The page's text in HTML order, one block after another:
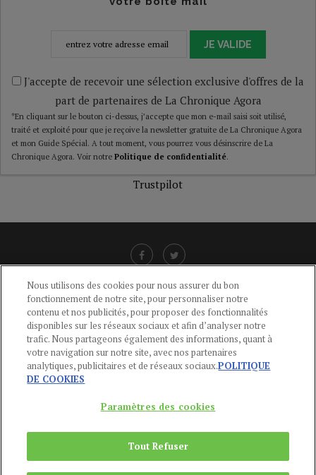
JE VALIDE
J'accepte de recevoir une sélection exclusive d'offres de la
part de partenaires de La Chronique Agora
*En cliquant sur le bouton ci-dessus, j’accepte que mon e-mail saisi soit utilisé,
traité et exploité pour que je reçoive la newsletter gratuite de La Chronique Agora
et mon Guide Spécial. A tout moment, vous pourrez vous désinscrire de La
Chronique Agora. Voir notre Politique de confidentialité.
Trustpilot
CGU-POLITIQUE DE CONFIDENTIALITÉ -POLITIQUE DES COOKIES
MENTIONS LÉGALES -AIDE
CONTACT
01 44 59 91 11
Du Lundi au Vendredi, 9h-13h et 14h-17h
Copyright © 2024Publications Agora
Nous utilisons des cookies pour nous assurer du bon
fonctionnement de notre site, pour personnaliser notre
contenu et nos publicités, pour proposer des fonctionnalités
disponibles sur les réseaux sociaux et afin d’analyser notre
trafic. Nous partageons également des informations, quant à
votre navigation sur notre site, avec nos partenaires
analytiques, publicitaires et de réseaux sociaux.POLITIQUE
DE COOKIES
Paramètres des cookies
Tout Refuser